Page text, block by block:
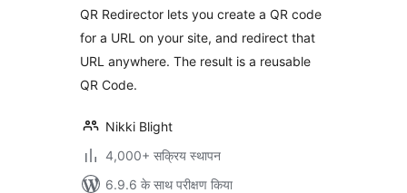
QR Redirector lets you create a QR code
for a URL on your site, and redirect that
URL anywhere. The result is a reusable
QR Code.
Nikki Blight
4,000+ सक्रिय स्थापन
6.9.6 के साथ परीक्षण किया